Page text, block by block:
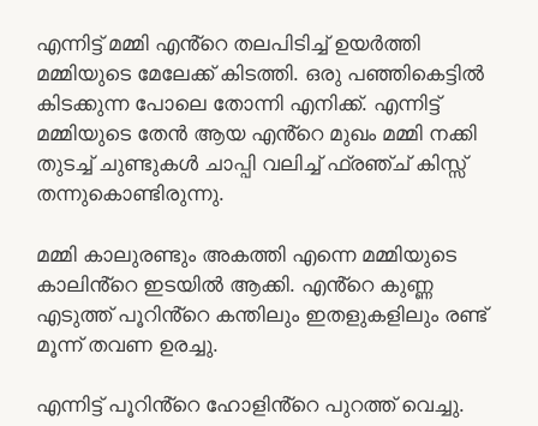
എന്നിട്ട് മമ്മി എൻ്റെ തലപിടിച്ച് ഉയർത്തി
മമ്മിയുടെ മേലേക്ക് കിടത്തി. ഒരു പഞ്ഞികെട്ടിൽ
കിടക്കുന്ന പോലെ തോന്നി എനിക്ക്. എന്നിട്ട്
മമ്മിയുടെ തേൻ ആയ എൻ്റെ മുഖം മമ്മി നക്കി
തുടച്ച് ചുണ്ടുകൾ ചാപ്പി വലിച്ച് ഫ്രഞ്ച് കിസ്സ്
തന്നുകൊണ്ടിരുന്നു.
മമ്മി കാലുരണ്ടും അകത്തി എന്നെ മമ്മിയുടെ
കാലിൻ്റെ ഇടയിൽ ആക്കി. എൻ്റെ കുണ്ണ
എടുത്ത് പൂറിൻ്റെ കന്തിലും ഇതളുകളിലും രണ്ട്
മൂന്ന് തവണ ഉരച്ചു.
എന്നിട്ട് പൂറിൻ്റെ ഹോളിൻ്റെ പുറത്ത് വെച്ചു.